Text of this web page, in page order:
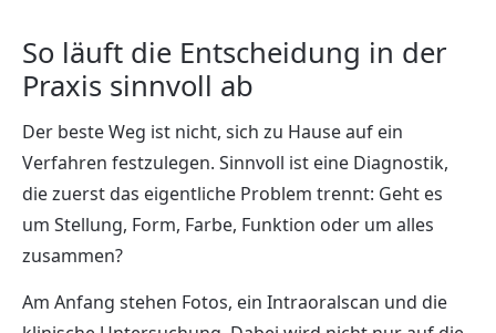
So läuft die Entscheidung in der
Praxis sinnvoll ab
Der beste Weg ist nicht, sich zu Hause auf ein
Verfahren festzulegen. Sinnvoll ist eine Diagnostik,
die zuerst das eigentliche Problem trennt: Geht es
um Stellung, Form, Farbe, Funktion oder um alles
zusammen?
Am Anfang stehen Fotos, ein Intraoralscan und die